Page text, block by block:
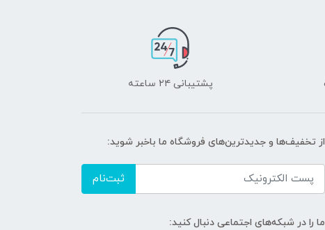
پشتیبانی ۲۴ ساعته
از تخفیف‌ها و جدیدترین‌های فروشگاه ما باخبر شوید:
ثبت‌نام
ما را در شبکه‌های اجتماعی دنبال کنید: